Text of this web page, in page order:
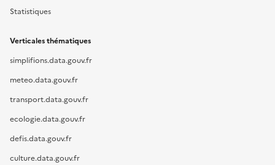
Statistiques
Verticales thématiques
simplifions.data.gouv.fr
meteo.data.gouv.fr
transport.data.gouv.fr
ecologie.data.gouv.fr
defis.data.gouv.fr
culture.data.gouv.fr